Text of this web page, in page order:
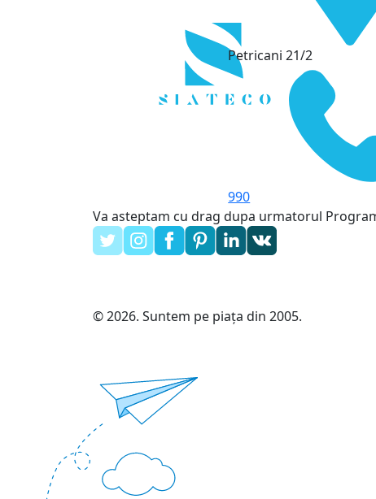
Petricani 21/2
990
Va asteptam cu drag dupa urmatorul
© 2026. Suntem pe piața din 2005.